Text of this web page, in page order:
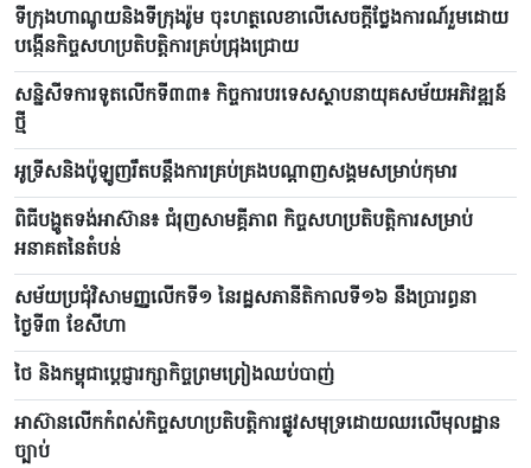
ទីក្រុងហាណូយនិងទីក្រុងរ៉ូម ចុះហត្ថលេខាលើសេចក្តីថ្លែងការណ៍រួមដោយ
បង្កើនកិច្ចសហប្រតិបត្តិការគ្រប់ជ្រុងជ្រោយ
សន្និសីទការទូតលើកទី៣៣៖ កិច្ចការបរទេសស្ថាបនាយុគសម័យអភិវឌ្ឍន៍
ថ្មី
អូទ្រីសនិងប៉ូឡូញរឹតបន្តឹងការគ្រប់គ្រងបណ្តាញសង្គមសម្រាប់កុមារ
ពិធីបង្ហូតទង់អាស៊ាន៖ ជំរុញសាមគ្គីភាព កិច្ចសហប្រតិបត្តិការសម្រាប់
អនាគតនៃតំបន់
សម័យប្រជុំវិសាមញ្ញលើកទី១ នៃរដ្ឋសភានីតិកាលទី១៦ នឹងប្រារព្ធនា
ថ្ងៃទី៣ ខែសីហា
ថៃ និងកម្ពុជាប្តេជ្ញារក្សាកិច្ចព្រមព្រៀងឈប់បាញ់
អាស៊ានលើកកំពស់កិច្ចសហប្រតិបត្តិការផ្លូវសមុទ្រដោយឈរលើមុលដ្ឋាន
ច្បាប់